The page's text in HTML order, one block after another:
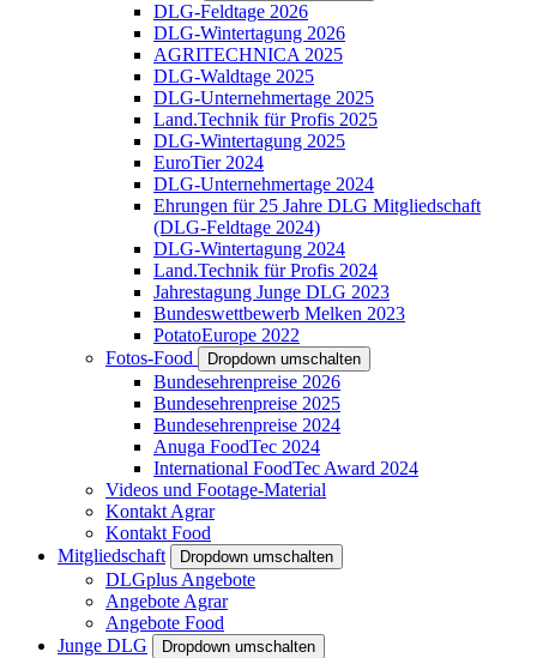
DLG-Feldtage 2026
DLG-Wintertagung 2026
AGRITECHNICA 2025
DLG-Waldtage 2025
DLG-Unternehmertage 2025
Land.Technik für Profis 2025
DLG-Wintertagung 2025
EuroTier 2024
DLG-Unternehmertage 2024
Ehrungen für 25 Jahre DLG Mitgliedschaft
(DLG-Feldtage 2024)
DLG-Wintertagung 2024
Land.Technik für Profis 2024
Jahrestagung Junge DLG 2023
Bundeswettbewerb Melken 2023
PotatoEurope 2022
Fotos-Food
Dropdown umschalten
Bundesehrenpreise 2026
Bundesehrenpreise 2025
Bundesehrenpreise 2024
Anuga FoodTec 2024
International FoodTec Award 2024
Videos und Footage-Material
Kontakt Agrar
Kontakt Food
Mitgliedschaft
Dropdown umschalten
DLGplus Angebote
Angebote Agrar
Angebote Food
Junge DLG
Dropdown umschalten